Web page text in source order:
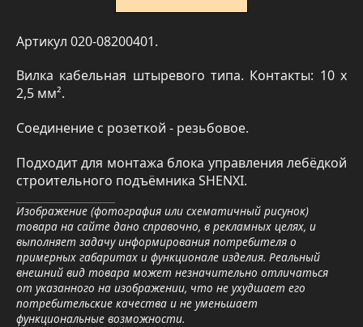
Артикул 020-08200401.
Вилка кабельная штыревого типа. Контакты: 10 x
2,5 мм².
Соединение с розеткой - резьбовое.
Подходит для монтажа блока управления лебёдкой
строительного подъёмника SHENXI.
Изображение (фотография или схематичный рисунок)
товара на сайте дано справочно, в рекламных целях, и
выполняет задачу информирования потребителя о
примерных габаритах и функционале изделия. Реальный
внешний вид товара может незначительно отличаться
от указанного на изображении, что не ухудшает его
потребительские качества и не уменьшает
функциональные возможности.